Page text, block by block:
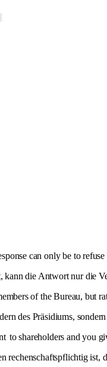
can only be to
die Antwort nur die
of the Bureau, but
des Präsidiums,
to shareholders and you
rechenschaftspflichtig